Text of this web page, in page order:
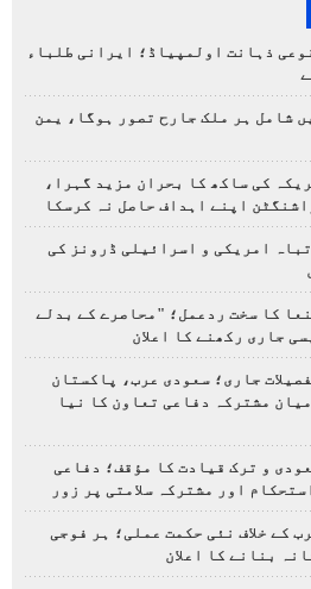
ذہانت اولمپیاڈ؛ ایرانی طلباء
شامل ہر ملک جارح تصور ہوگا، یمن
کی ساکھ کا بحران مزید گہرا،
اپنے اہداف حاصل نہ کرسکا
امریکی و اسرائیلی ڈرونز کی
کا سخت ردعمل؛ "محاصرے کے بدلے
جاری رکھنے کا اعلان
جاری؛ سعودی عرب، پاکستان
مشترکہ دفاعی تعاون کا نیا
و ترک قیادت کا مؤقف؛ دفاعی
اور مشترکہ سلامتی پر زور
کے خلاف نئی حکمت عملی؛ ہر فوجی
بنانے کا اعلان